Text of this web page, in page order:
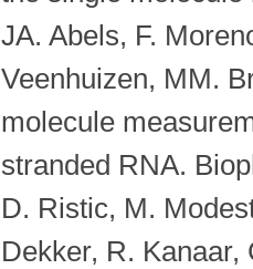
JA. Abels, F.
Veenhuizen, MM.
molecule
stranded RNA.
D. Ristic, M.
Dekker, R.